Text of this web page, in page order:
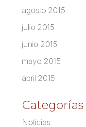
agosto 2015
julio 2015
junio 2015
mayo 2015
abril 2015
Categorías
Noticias